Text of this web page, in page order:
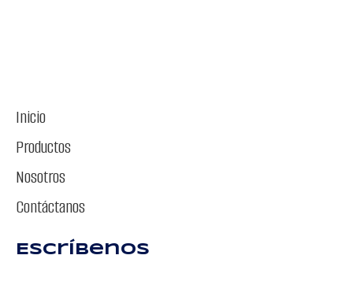
Inicio
Productos
Nosotros
Contáctanos
Escríbenos